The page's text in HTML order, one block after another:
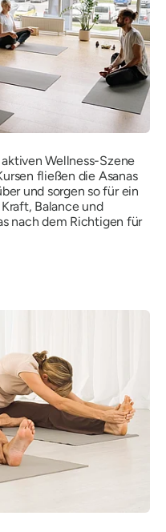
Wellness-Szene
fließen die Asanas
und sorgen so für ein
Balance und
nach dem Richtigen für